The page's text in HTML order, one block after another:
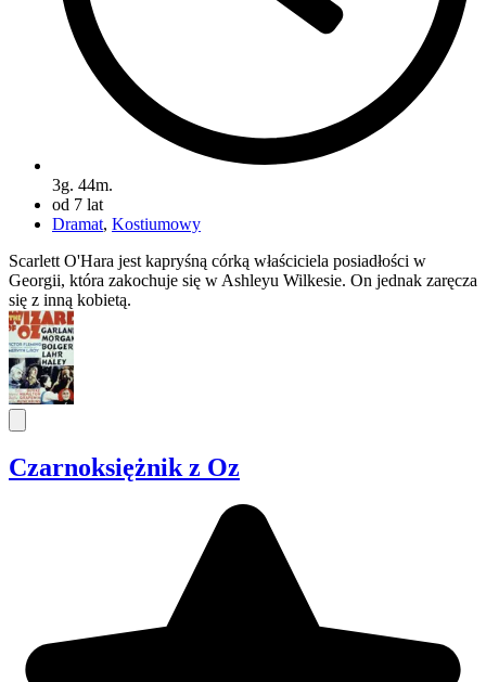
3g. 44m.
od 7 lat
Dramat, Kostiumowy
Scarlett O'Hara jest kapryśną córką właściciela posiadłości w
Georgii, która zakochuje się w Ashleyu Wilkesie. On jednak zaręcza
się z inną kobietą.
Czarnoksiężnik z Oz